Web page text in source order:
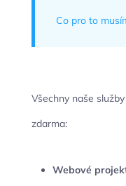
Co pro to
Všechny naše
zdarma:
Webové